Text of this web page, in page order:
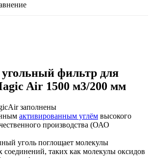
фильтр для
Air 1500 м3/200 мм
заполнены
активированным углём высокого
производства (ОАО
уголь поглощает молекулы
соединений, таких как молекулы оксидов